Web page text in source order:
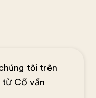
tôi trên
từ Cố vấn